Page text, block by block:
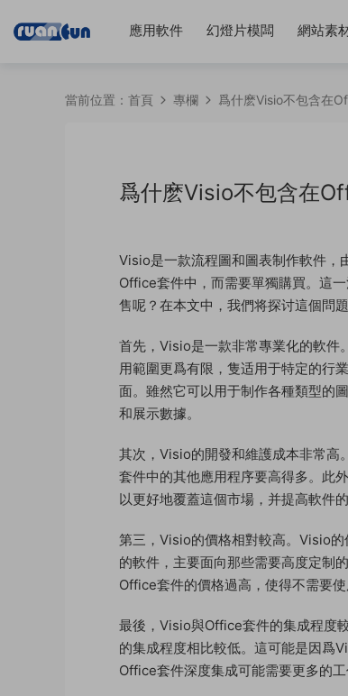
應用軟件 幻燈片模闆 網站素
當前位置： 首頁 專欄 爲什麽Visio不包含在
爲什麽Visio不包含在
Visio是一款流程圖和圖表制作軟件，
Office套件中，而需要單獨購買。這
售呢？在本文中，我們将探讨這個問
首先，Visio是一款非常專業化的軟
用範圍更爲有限，隻适用于特定的行
面。雖然它可以用于制作各種類型的
和展示數據。
其次，Visio的開發和維護成本非常高
套件中的其他應用程序要高得多。此
以更好地覆蓋這個市場，并提高軟件的
第三，Visio的價格相對較高。Visio
的軟件，主要面向那些需要高度定制
Office套件的價格過高，使得不需要
最後，Visio與Office套件的集成程度
的集成程度相比較低。這可能是因爲
Office套件深度集成可能需要更多的工